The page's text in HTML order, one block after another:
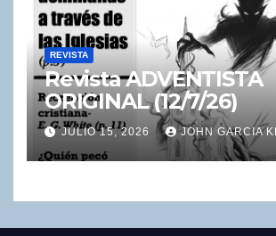
REVISTA
Revista ADVENTISTA
ORIGINAL (12/7/26)
JULIO 15, 2026 JOHN GARCIA